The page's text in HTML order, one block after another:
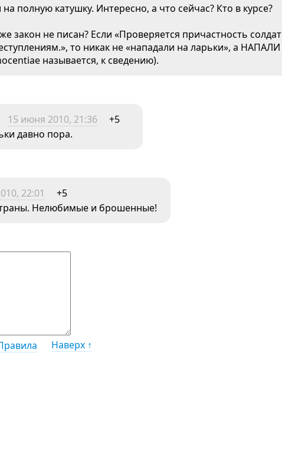
полную катушку. Интересно, а что сейчас? Кто в курсе?
закон не писан? Если «Проверяется причастность солдат
то никак не «нападали на ларьки», а НАПАЛИ
называется, к сведению).
15 июня 2010, 21:36
+5
давно пора.
22:01
+5
Нелюбимые и брошенные!
Наверх ↑